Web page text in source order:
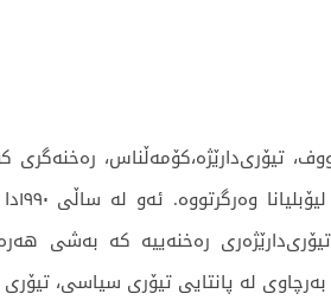
دایک بووی ١٩٤٩، فەیلەسووف،
رەخنەییە کە بەشی
لە پانتایی تیۆری سیاسی،